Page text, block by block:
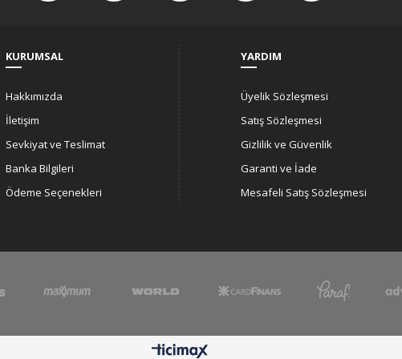
KURUMSAL
Hakkımızda
İletişim
Sevkiyat ve Teslimat
Banka Bilgileri
Ödeme Seçenekleri
YARDIM
Üyelik Sözleşmesi
Satış Sözleşmesi
Gizlilik ve Güvenlik
Garanti ve İade
Mesafeli Satış Sözleşmesi